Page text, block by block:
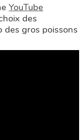
YouTube
des
des gros poissons